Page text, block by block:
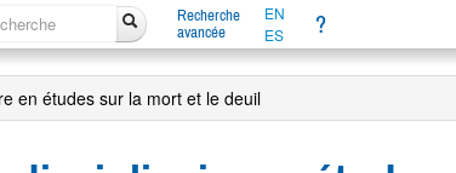
Recherche
avancée
EN
ES
?
en études sur la mort et le deuil